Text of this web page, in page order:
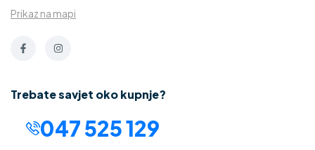
Prikaz na mapi
Trebate savjet oko kupnje?
047 525 129